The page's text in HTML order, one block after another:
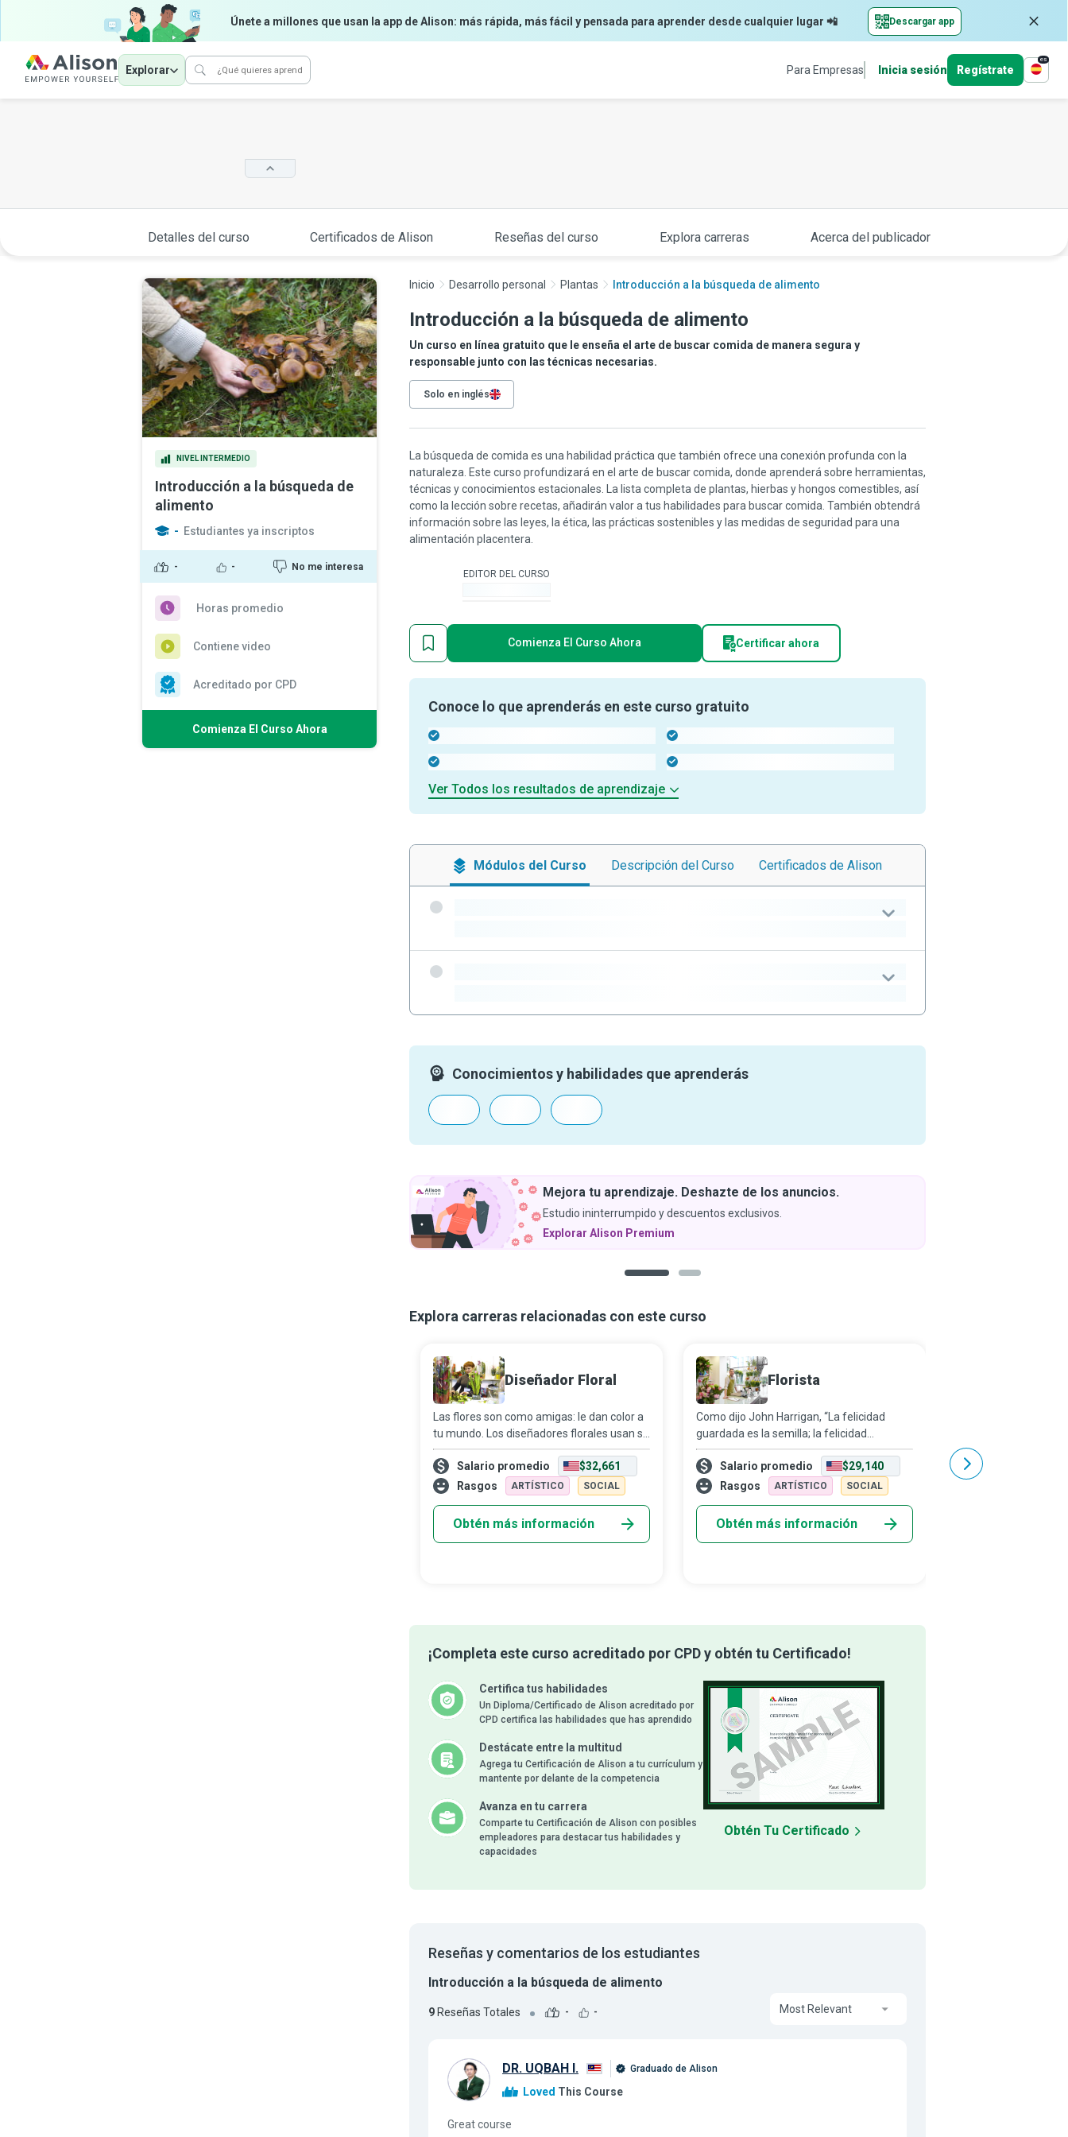
Únete a millones que usan la app de Alison: más rápida, más fácil y pensada para aprender desde cualquier lugar 📲 Descargar app
Explorar Para Empresas Inicia sesión Regístrate
es
Detalles del curso Certificados de Alison Reseñas del curso Explora carreras Acerca del publicador
NIVEL INTERMEDIO
Introducción a la búsqueda de
alimento
- Estudiantes ya inscriptos
- - No me interesa
Horas promedio
Contiene video
Acreditado por CPD
Comienza El Curso Ahora
Inicio Desarrollo personal Plantas Introducción a la búsqueda de alimento
Introducción a la búsqueda de alimento
Un curso en línea gratuito que le enseña el arte de buscar comida de manera segura y
responsable junto con las técnicas necesarias.
Solo en inglés
La búsqueda de comida es una habilidad práctica que también ofrece una conexión profunda con la
naturaleza. Este curso profundizará en el arte de buscar comida, donde aprenderá sobre herramientas,
técnicas y conocimientos estacionales. La lista completa de plantas, hierbas y hongos comestibles, así
como la lección sobre recetas, añadirán valor a tus habilidades para buscar comida. También obtendrá
información sobre las leyes, la ética, las prácticas sostenibles y las medidas de seguridad para una
alimentación placentera.
EDITOR DEL CURSO
Comienza El Curso Ahora Certificar ahora
Conoce lo que aprenderás en este curso gratuito
Ver Todos los resultados de aprendizaje
Módulos del Curso Descripción del Curso Certificados de Alison
Conocimientos y habilidades que aprenderás
Mejora tu aprendizaje. Deshazte de los anuncios.
Estudio ininterrumpido y descuentos exclusivos.
Explorar Alison Premium
Explora carreras relacionadas con este curso
Diseñador Floral
Las flores son como amigas: le dan color a
tu mundo. Los diseñadores florales usan su
arte y su conocimiento de distintos tipos de
flores para capturar su belleza para
siempre y convertirla en una exp
Salario promedio
$32,661
Rasgos
ARTÍSTICO SOCIAL
Obtén más información
Florista
Como dijo John Harrigan, “La felicidad
guardada es la semilla; la felicidad
compartida es la flor.” Las personas
floristas trabajan con flores y otros
elementos vegetales para crear arreglos y
Salario promedio
$29,140
Rasgos
ARTÍSTICO SOCIAL
Obtén más información
corazón con un
equilibrar las
ambiente hasta
Salario promedio
¡Completa este curso acreditado por CPD y obtén tu Certificado!
Certifica tus habilidades
Un Diploma/Certificado de Alison acreditado por
CPD certifica las habilidades que has aprendido
Destácate entre la multitud
Agrega tu Certificación de Alison a tu currículum y
mantente por delante de la competencia
Avanza en tu carrera
Comparte tu Certificación de Alison con posibles
empleadores para destacar tus habilidades y
capacidades
Obtén Tu Certificado
Reseñas y comentarios de los estudiantes
Introducción a la búsqueda de alimento
9Reseñas Totales - - Most Relevant
DR. UQBAH I. Graduado de Alison
Loved This Course
Great course